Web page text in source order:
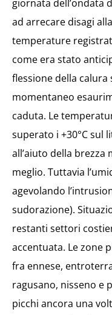
giornata dell’ondata
ad arrecare disagi
temperature
come era stato
flessione della
momentaneo
caduta. Le
superato i +30°C sul
all’aiuto della brezza
meglio. Tuttavia
agevolando
sudorazione).
restanti settori
accentuata. Le zone
fra ennese,
ragusano, nisseno e
picchi ancora una